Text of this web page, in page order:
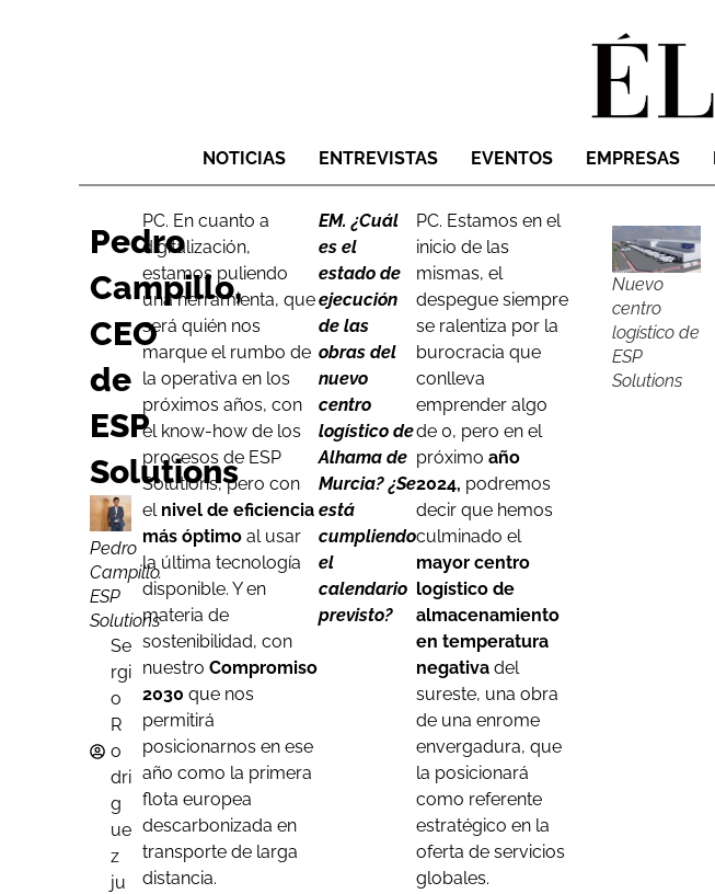
NOTICIAS ENTREVISTAS EVENTOS EMPRESAS
Pedro
Campillo,
CEO
de
ESP
Solutions
Pedro
Campillo.
ESP
Solutions
Se
rgi
o
R
o
dri
g
ue
z
ju
PC. En cuanto a
digitalización,
estamos puliendo
una herramienta, que
será quién nos
marque el rumbo de
la operativa en los
próximos años, con
el know-how de los
procesos de ESP
Solutions, pero con
el nivel de eficiencia
más óptimo al usar
la última tecnología
disponible. Y en
materia de
sostenibilidad, con
nuestroCompromiso
2030 que nos
permitirá
posicionarnos en ese
año como la primera
flota europea
descarbonizada en
transporte de larga
distancia.
EM. ¿Cuál
es el
estado de
ejecución
de las
obras del
nuevo
centro
logístico de
Alhama de
Murcia? ¿Se
está
cumpliendo
el
calendario
previsto?
PC. Estamos en el
inicio de las
mismas, el
despegue siempre
se ralentiza por la
burocracia que
conlleva
emprender algo
de 0, pero en el
próximoaño
2024, podremos
decir que hemos
culminado el
mayor centro
logístico de
almacenamiento
en temperatura
negativa del
sureste, una obra
de una enrome
envergadura, que
la posicionará
como referente
estratégico en la
oferta de servicios
globales.
Nuevo
centro
logístico de
ESP
Solutions